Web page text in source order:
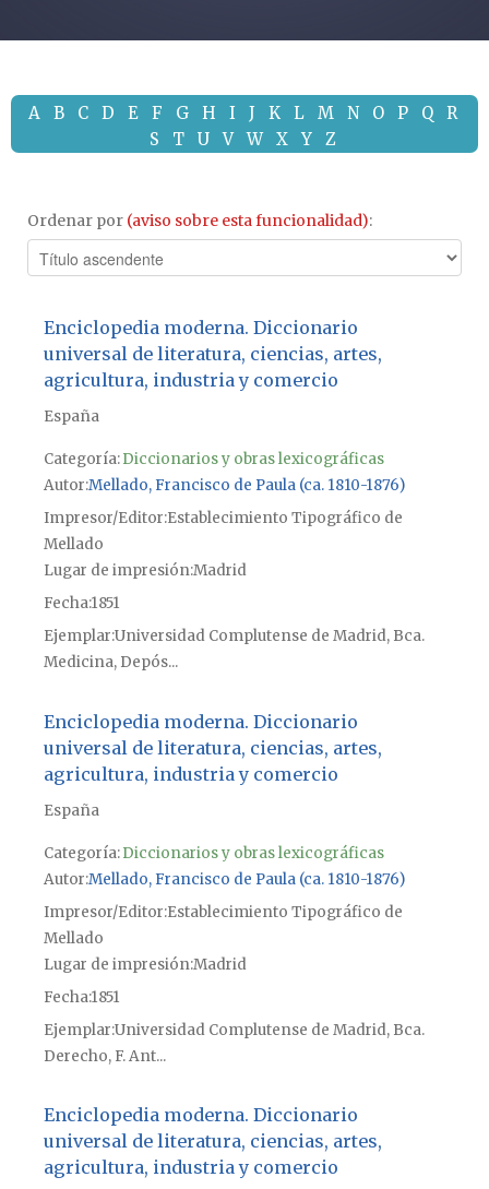
A B C D E F G H I J K L M N O P Q
R
S
T U V W X Y Z
Ordenar por (aviso sobre esta funcionalidad):
Enciclopedia moderna. Diccionario
universal de literatura, ciencias, artes,
agricultura, industria y comercio
España
Categoría:Diccionarios y obras lexicográficas
Autor Mellado, Francisco de Paula (ca. 1810-1876)
Impresor/Editor Establecimiento Tipográfico de
Mellado
Lugar de impresiónMadrid
Fecha1851
Ejemplar Universidad Complutense de Madrid, Bca.
Medicina, Depós...
Enciclopedia moderna. Diccionario
universal de literatura, ciencias, artes,
agricultura, industria y comercio
España
Categoría:Diccionarios y obras lexicográficas
Autor Mellado, Francisco de Paula (ca. 1810-1876)
Impresor/Editor Establecimiento Tipográfico de
Mellado
Lugar de impresiónMadrid
Fecha1851
Ejemplar Universidad Complutense de Madrid, Bca.
Derecho, F. Ant...
Enciclopedia moderna. Diccionario
universal de literatura, ciencias, artes,
agricultura, industria y comercio